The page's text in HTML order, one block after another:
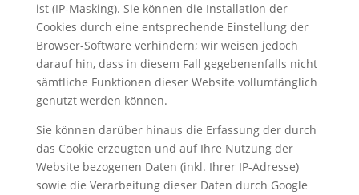
ist (IP-Masking). Sie können die Installation der
Cookies durch eine entsprechende Einstellung der
Browser-Software verhindern; wir weisen jedoch
darauf hin, dass in diesem Fall gegebenenfalls nicht
sämtliche Funktionen dieser Website vollumfänglich
genutzt werden können.
Sie können darüber hinaus die Erfassung der durch
das Cookie erzeugten und auf Ihre Nutzung der
Website bezogenen Daten (inkl. Ihrer IP-Adresse)
sowie die Verarbeitung dieser Daten durch Google